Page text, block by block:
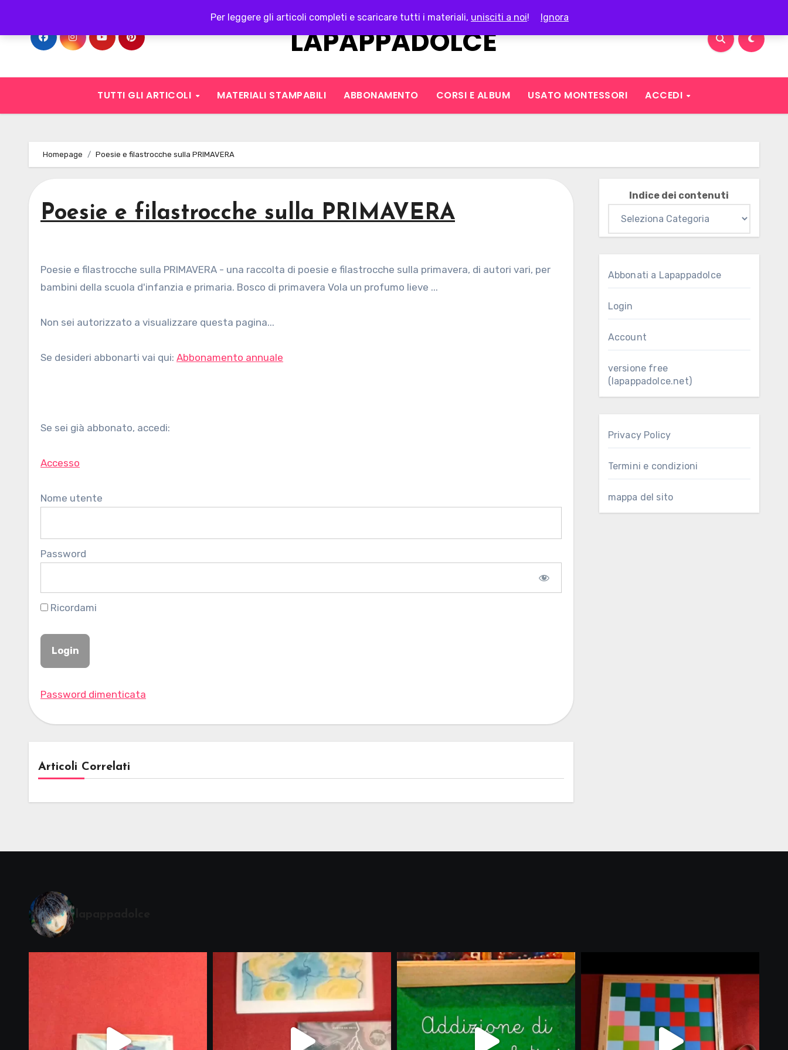
Per leggere gli articoli completi e scaricare tutti i materiali, unisciti a noi! Ignora
content
LAPAPPADOLCE
TUTTI GLI ARTICOLI MATERIALI STAMPABILI ABBONAMENTO CORSI E ALBUM USATO MONTESSORI ACCEDI
Homepage Poesie e filastrocche sulla PRIMAVERA
Poesie e filastrocche sulla PRIMAVERA
Poesie e filastrocche sulla PRIMAVERA - una raccolta di poesie e filastrocche sulla primavera, di autori vari, per
bambini della scuola d'infanzia e primaria. Bosco di primavera Vola un profumo lieve ...
Non sei autorizzato a visualizzare questa pagina...
Se desideri abbonarti vai qui: Abbonamento annuale
Se sei già abbonato, accedi:
Accesso
Nome utente
Password
Ricordami
Password dimenticata
Articoli Correlati
Indice dei contenuti
Abbonati a Lapappadolce
Login
Account
versione free
(lapappadolce.net)
Privacy Policy
Termini e condizioni
mappa del sito